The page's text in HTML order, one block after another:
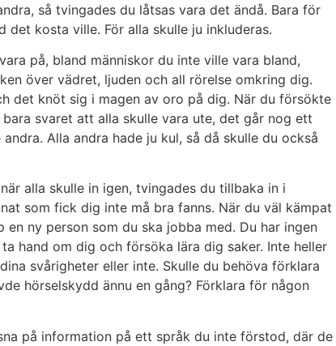
så tvingades du låtsas vara det ändå. Bara för
det kosta ville. För alla skulle ju inkluderas.
på, bland människor du inte ville vara bland,
över vädret, ljuden och all rörelse omkring dig.
det knöt sig i magen av oro på dig. När du försökte
svaret att alla skulle vara ute, det går nog ett
Alla andra hade ju kul, så då skulle du också
alla skulle in igen, tvingades du tillbaka in i
som fick dig inte må bra fanns. När du väl kämpat
ny person som du ska jobba med. Du har ingen
hand om dig och försöka lära dig saker. Inte heller
svårigheter eller inte. Skulle du behöva förklara
hörselskydd ännu en gång? Förklara för någon
på information på ett språk du inte förstod, där de